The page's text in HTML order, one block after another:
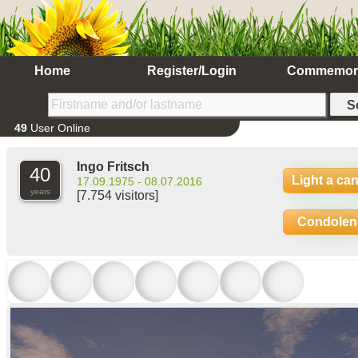
Home Register/Login
49 User Online
40
years
Ingo Fritsch
17.09.1975 - 08.07.2016
[7.754 visitors]
Light a